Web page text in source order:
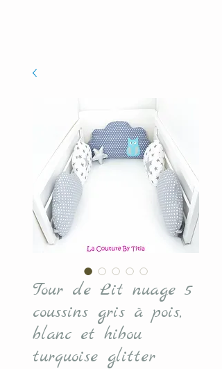
Tour de Lit nuage 5
coussins gris à pois,
blanc et hibou
turquoise glitter